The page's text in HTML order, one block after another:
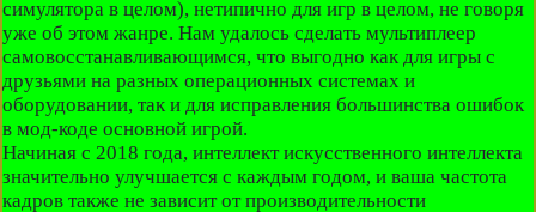
симулятора в целом), нетипично для игр в целом, не говоря
уже об этом жанре. Нам удалось сделать мультиплеер
самовосстанавливающимся, что выгодно как для игры с
друзьями на разных операционных системах и
оборудовании, так и для исправления большинства ошибок
в мод-коде основной игрой.
Начиная с 2018 года, интеллект искусственного интеллекта
значительно улучшается с каждым годом, и ваша частота
кадров также не зависит от производительности